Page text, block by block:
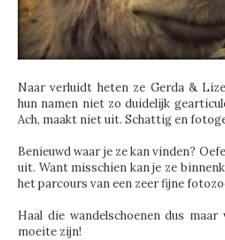
Naar verluidt heten ze Gerda &
hun namen niet zo duidelijk
Ach, maakt niet uit. Schattig en
Benieuwd waar je ze kan vinden?
uit. Want misschien kan je ze
het parcours van een zeer fijne
Haal die wandelschoenen dus
moeite zijn!